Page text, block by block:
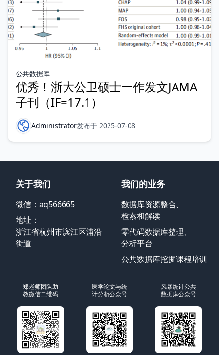
公共数据库
优秀！浙大公卫硕士一作发文JAMA
子刊（IF=17.1）
Administrator发布于 2025-07-08
关于我们
微信：aq566665
地址：
浙江省杭州市滨江区浦沿
街道
我们的业务
数据库资源整合、
检索和解读
零代码数据库整理、
分析平台
公共数据库挖掘课程培训
郑老师团队助
教微信二维码
医学论文与统
计分析公众号
风暴统计公共
数据库公众号